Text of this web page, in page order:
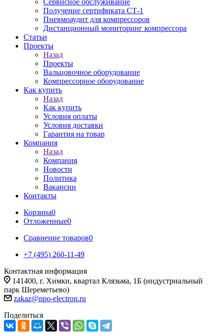
Сервисное обслуживание
Получение сертификата СТ-1
Пневмоаудит для компрессоров
Дистанционный мониторинг компрессора
Статьи
Проекты
Назад
Проекты
Вальцовочное оборудование
Компрессорное оборудование
Как купить
Назад
Как купить
Условия оплаты
Условия доставки
Гарантия на товар
Компания
Назад
Компания
Новости
Политика
Вакансии
Контакты
Корзина0
Отложенные0
Сравнение товаров0
+7 (495) 260-11-49
Контактная информация
141400, г. Химки, квартал Клязьма, 1Б (индустриальный
парк Шереметьево)
zakaz@npo-electron.ru
Поделиться